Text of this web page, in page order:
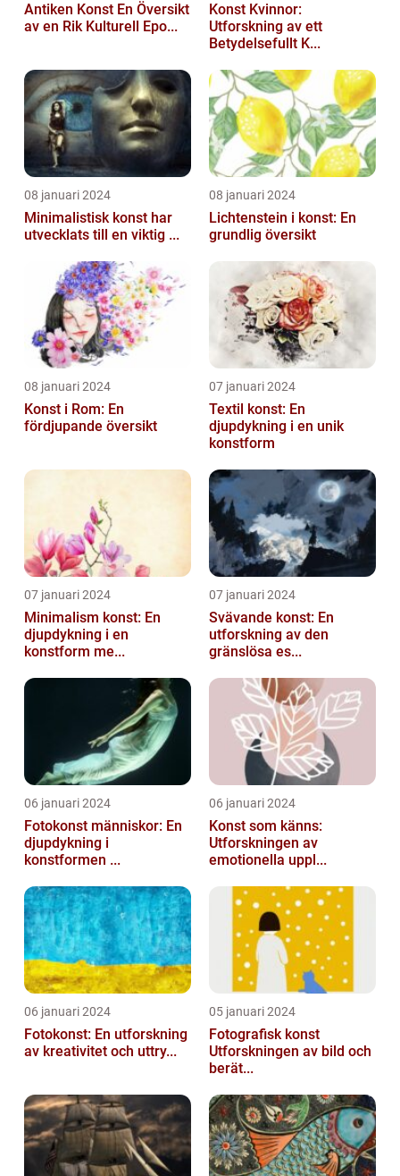
Antiken Konst En Översikt
av en Rik Kulturell Epo...
Konst Kvinnor:
Utforskning av ett
Betydelsefullt K...
08 januari 2024
Minimalistisk konst har
utvecklats till en viktig ...
08 januari 2024
Lichtenstein i konst: En
grundlig översikt
08 januari 2024
Konst i Rom: En
fördjupande översikt
07 januari 2024
Textil konst: En
djupdykning i en unik
konstform
07 januari 2024
Minimalism konst: En
djupdykning i en
konstform me...
07 januari 2024
Svävande konst: En
utforskning av den
gränslösa es...
06 januari 2024
Fotokonst människor: En
djupdykning i
konstformen ...
06 januari 2024
Konst som känns:
Utforskningen av
emotionella uppl...
06 januari 2024
Fotokonst: En utforskning
av kreativitet och uttry...
05 januari 2024
Fotografisk konst
Utforskningen av bild och
berät...